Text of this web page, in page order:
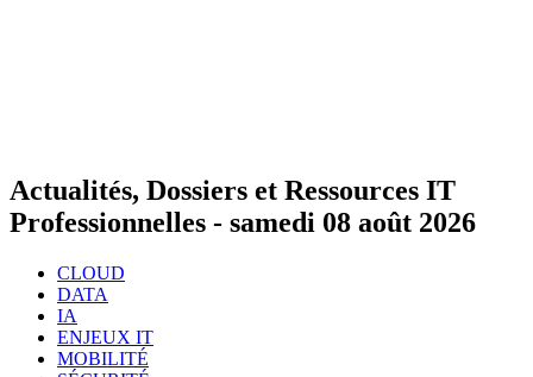
Actualités, Dossiers et Ressources IT
Professionnelles - samedi 08 août 2026
CLOUD
DATA
IA
ENJEUX IT
MOBILITÉ